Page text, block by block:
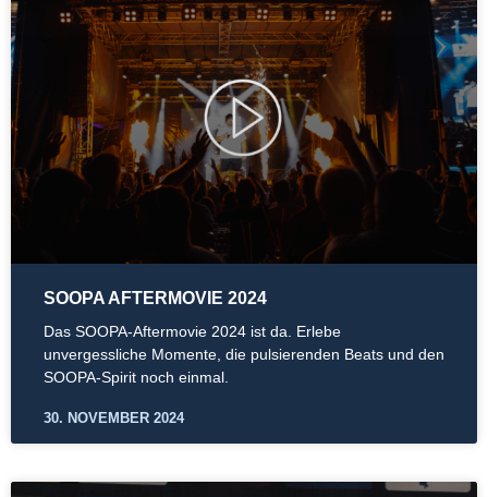
SOOPA AFTERMOVIE 2024
Das SOOPA-Aftermovie 2024 ist da. Erlebe
unvergessliche Momente, die pulsierenden Beats und den
SOOPA-Spirit noch einmal.
30. NOVEMBER 2024